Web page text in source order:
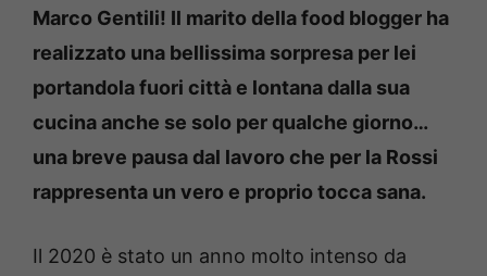
Marco Gentili! Il marito della food blogger ha
realizzato una bellissima sorpresa per lei
portandola fuori città e lontana dalla sua
cucina anche se solo per qualche giorno…
una breve pausa dal lavoro che per la Rossi
rappresenta un vero e proprio tocca sana.
Il 2020 è stato un anno molto intenso da